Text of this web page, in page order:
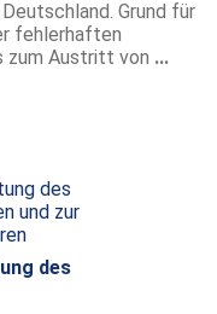
Grund für
fehlerhaften
zum Austritt von ...
des